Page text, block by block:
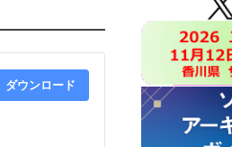
ダウンロード